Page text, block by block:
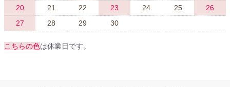
20
21 22 23 24 25
26
27
28 29 30
こちらの色は休業日です。